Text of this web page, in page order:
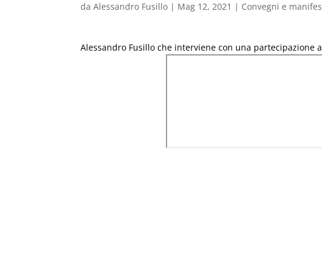
da Alessandro Fusillo | Mag 12, 2021 | Convegni e
Alessandro Fusillo che interviene con una